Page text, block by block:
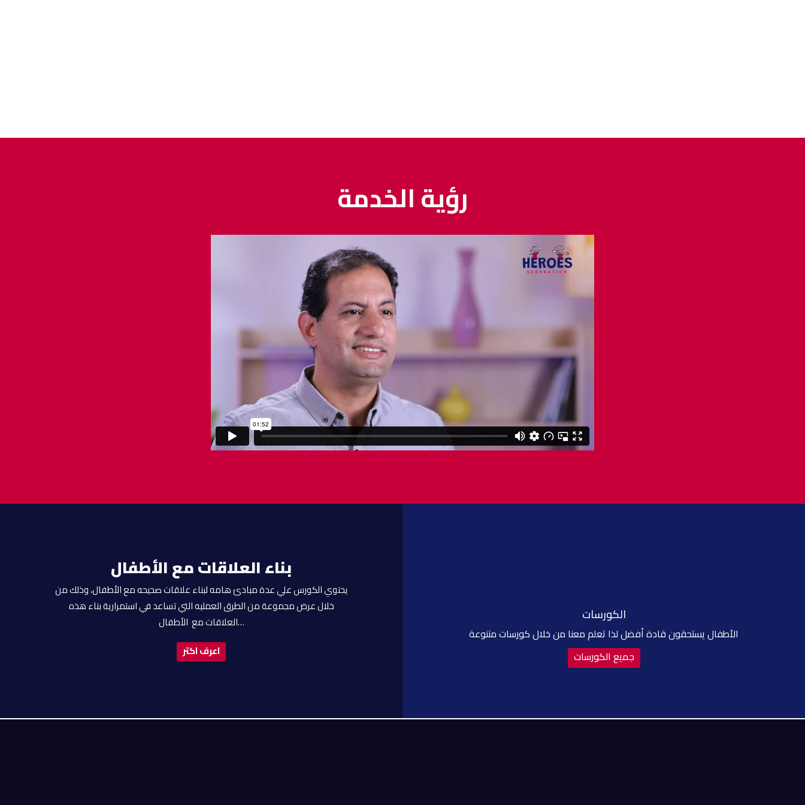
رؤية الخدمة
بناء العلاقات مع الأطفال
يحتوي الكورس علي عدة مبادئ هامه لبناء علاقات صحيحه مع الأطفال، وذلك من
خلال عرض مجموعة من الطرق العمليه التي تساعد في استمرارية بناء هذه
العلاقات مع الأطفال…
اعرف اكتر
الكورسات
الأطفال يستحقون قادة أفضل لذا تعلم معنا من خلال كورسات متنوعة
جميع الكورسات